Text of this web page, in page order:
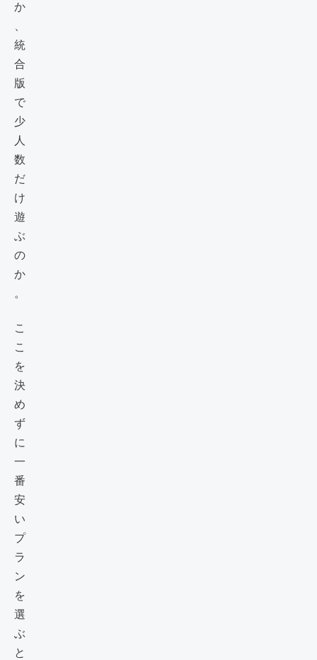
か
、
統
合
版
で
少
人
数
だ
け
遊
ぶ
の
か
。
こ
こ
を
決
め
ず
に
一
番
安
い
プ
ラ
ン
を
選
ぶ
と